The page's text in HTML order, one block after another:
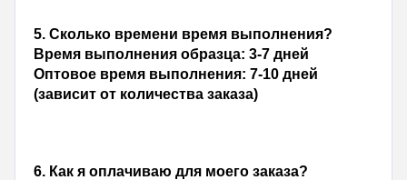
5. Сколько времени время выполнения?
Время выполнения образца: 3-7 дней
Оптовое время выполнения: 7-10 дней
(зависит от количества заказа)
6. Как я оплачиваю для моего заказа?